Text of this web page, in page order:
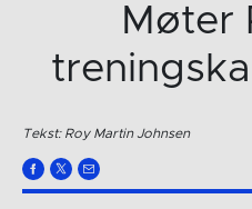
Møter
Tekst: Roy Martin Johnsen